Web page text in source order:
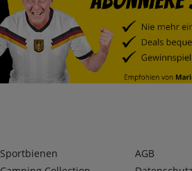
Sportbienen
AGB